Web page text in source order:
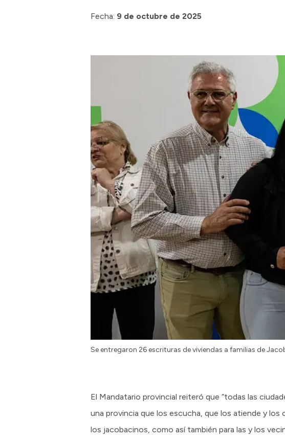
Fecha: 9 de octubre de 2025
Se entregaron 26 escrituras de viviendas a familias de
El Mandatario provincial reiteró que “todas las
una provincia que los escucha, que los atiende y los
los jacobacinos, como así también para las y los